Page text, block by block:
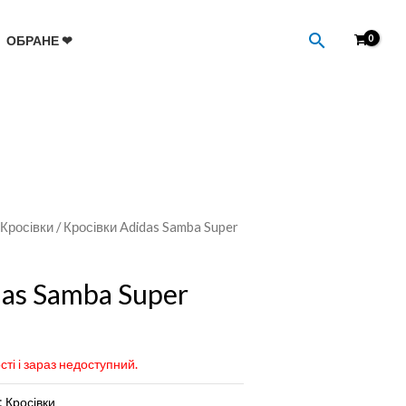
ОБРАНЕ ❤ Пошук
Кросівки / Кросівки Adidas Samba Super
Samba Super
і зараз недоступний.
Кросівки